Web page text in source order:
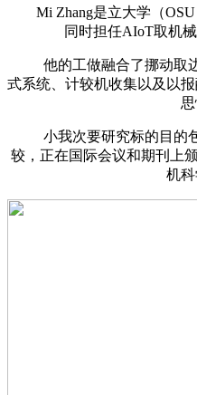
Mi Zhang是立大学（OSU
同时担任AIoT取机
他的工做融合了挪动取
式系统、计较机收集以及以
思
小我次要研究标的目的
较，正在国际会议和期刊上
机科